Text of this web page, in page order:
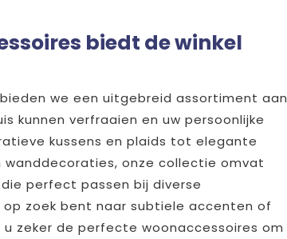
biedt de winkel
we een uitgebreid assortiment aan
kunnen verfraaien en uw persoonlijke
kussens en plaids tot elegante
onze collectie omvat
perfect passen bij diverse
zoek bent naar subtiele accenten of
zeker de perfecte woonaccessoires om